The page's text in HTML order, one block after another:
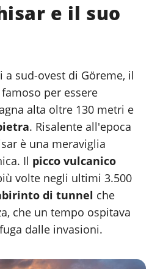
e il suo
a sud-ovest di Göreme, il
famoso per essere
alta oltre 130 metri e
. Risalente all'epoca
è una meraviglia
Il picco vulcanico
volte negli ultimi 3.500
di tunnel che
che un tempo ospitava
dalle invasioni.